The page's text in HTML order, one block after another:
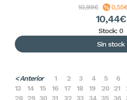
10,99€
10,44€
Stock: 0
Sin stock
< Anterior 1 2 3 4 5 6
13
14 15 16 17 18 19 20 21
28
29 30 31 32 33 34 35 36